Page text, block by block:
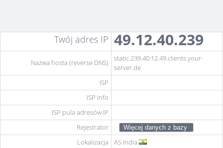
Twój adres IP 49.12.40.239
Nazwa hosta (reverse DNS)
static.239.40.12.49.clients.your-
server.de
ISP
ISP Info
ISP pula adresów IP
Rejestrator
Lokalizacja
AS India